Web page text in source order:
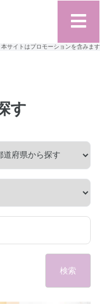
本サイトはプロモーションを含みます
す
検索